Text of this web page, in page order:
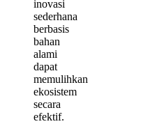
inovasi
sederhana
berbasis
bahan
alami
dapat
memulihkan
ekosistem
secara
efektif.